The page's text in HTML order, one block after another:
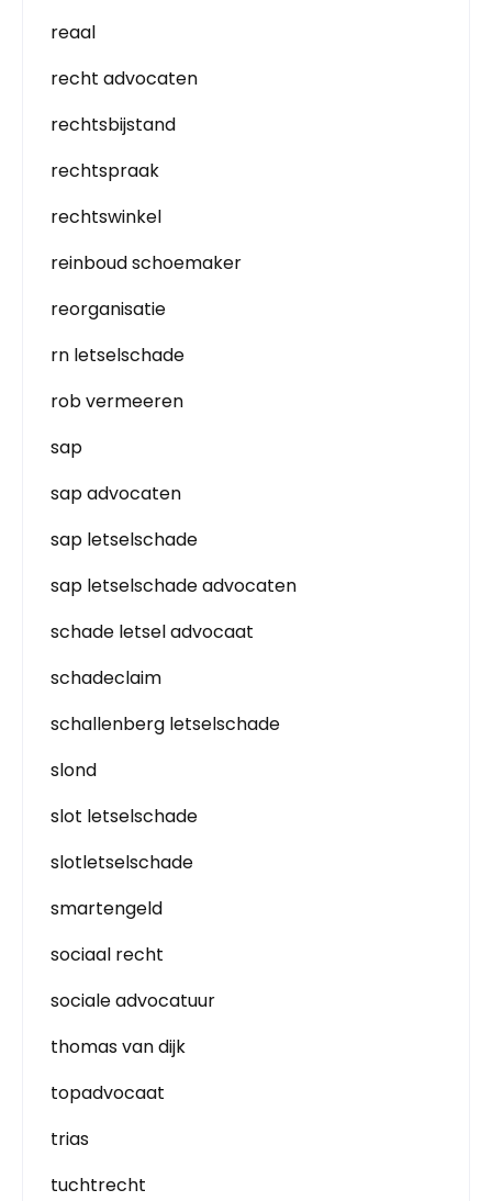
reaal
recht advocaten
rechtsbijstand
rechtspraak
rechtswinkel
reinboud schoemaker
reorganisatie
rn letselschade
rob vermeeren
sap
sap advocaten
sap letselschade
sap letselschade advocaten
schade letsel advocaat
schadeclaim
schallenberg letselschade
slond
slot letselschade
slotletselschade
smartengeld
sociaal recht
sociale advocatuur
thomas van dijk
topadvocaat
trias
tuchtrecht